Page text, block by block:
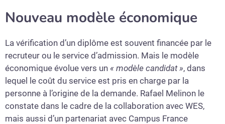
Nouveau modèle économique
La vérification d’un diplôme est souvent financée par le
recruteur ou le service d’admission. Mais le modèle
économique évolue vers un « modèle candidat », dans
lequel le coût du service est pris en charge par la
personne à l’origine de la demande. Rafael Melinon le
constate dans le cadre de la collaboration avec WES,
mais aussi d’un partenariat avec Campus France